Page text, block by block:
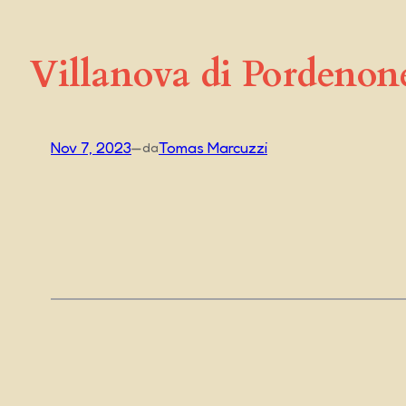
Villanova di
Nov 7, 2023—daTomas Marcuzzi